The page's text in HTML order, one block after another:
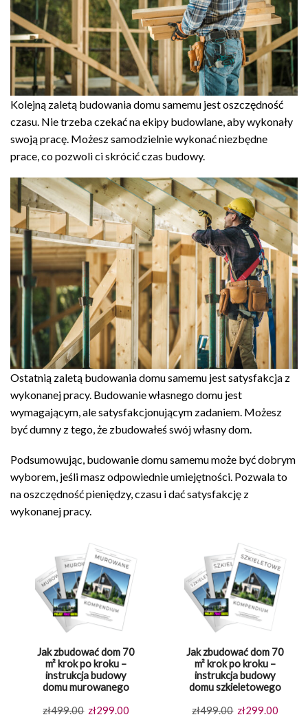
Kolejną zaletą budowania domu samemu jest oszczędność
czasu. Nie trzeba czekać na ekipy budowlane, aby wykonały
swoją pracę. Możesz samodzielnie wykonać niezbędne
prace, co pozwoli ci skrócić czas budowy.
Ostatnią zaletą budowania domu samemu jest satysfakcja z
wykonanej pracy. Budowanie własnego domu jest
wymagającym, ale satysfakcjonującym zadaniem. Możesz
być dumny z tego, że zbudowałeś swój własny dom.
Podsumowując, budowanie domu samemu może być dobrym
wyborem, jeśli masz odpowiednie umiejętności. Pozwala to
na oszczędność pieniędzy, czasu i dać satysfakcję z
wykonanej pracy.
Jak zbudować dom 70
m² krok po kroku –
instrukcja budowy
domu murowanego
zł499.00 Pierwotna
zł299.00
Jak zbudować dom 70
m² krok po kroku –
instrukcja budowy
domu szkieletowego
zł499.00 Pierwotna
zł299.00